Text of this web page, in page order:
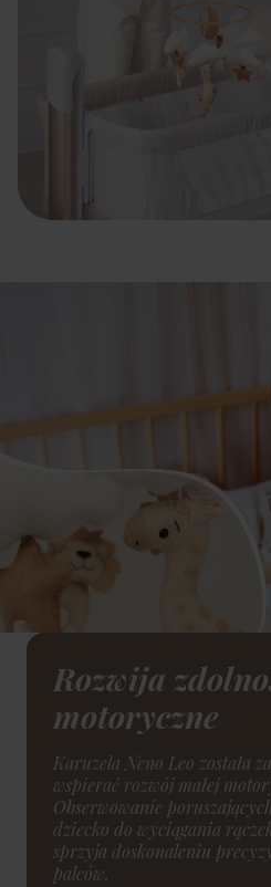
Rozwija
motoryczne
Karuzela Neno Leo została
wspierać rozwój małej
Obserwowanie
dziecko do wyciągania
sprzyja doskonaleniu
palców.